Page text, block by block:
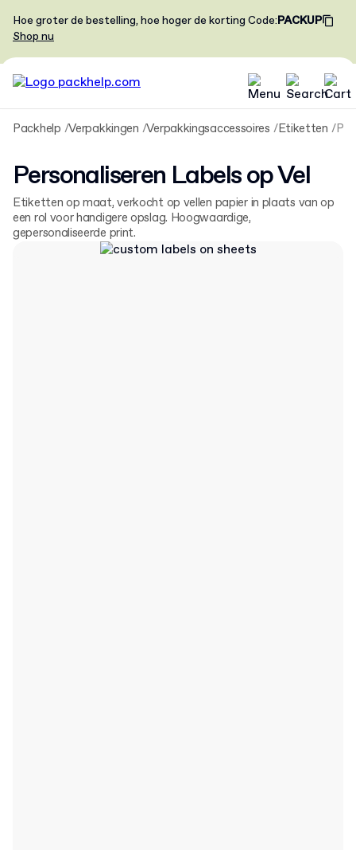
Hoe groter de bestelling, hoe hoger de korting Code:PACKUP
Shop nu
Packhelp Verpakkingen Verpakkingsaccessoires Etiketten
Personaliseren Labels op Vel
Etiketten op maat, verkocht op vellen papier in plaats van op
een rol voor handigere opslag. Hoogwaardige,
gepersonaliseerde print.